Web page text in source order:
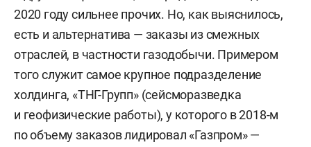
2020 году сильнее прочих. Но, как выяснилось,
есть и альтернатива — заказы из смежных
отраслей, в частности газодобычи. Примером
того служит самое крупное подразделение
холдинга, «ТНГ-Групп» (сейсморазведка
и геофизические работы), у которого в 2018-м
по объему заказов лидировал «Газпром» —